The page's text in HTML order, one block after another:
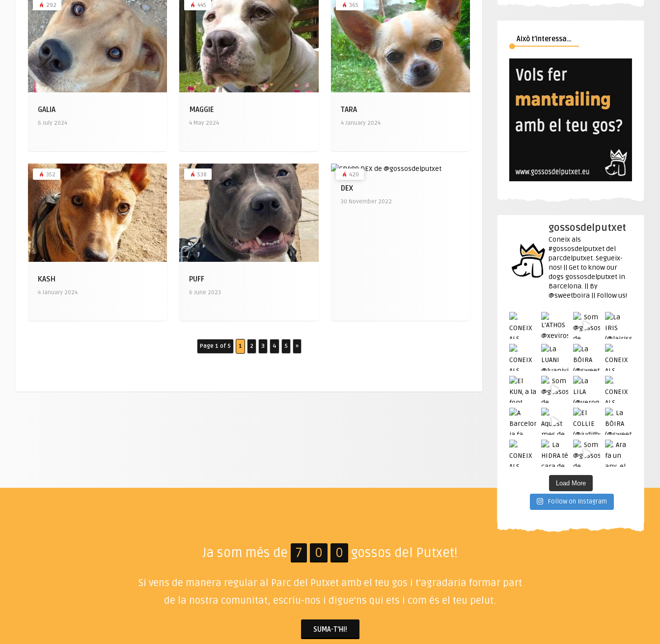
292
GALIA
6 July 2024
445
MAGGIE
4 May 2024
365
TARA
4 January 2024
352
KASH
4 January 2024
538
PUFF
6 June 2023
420
DEX
30 November 2022
Page 1 of 5 1 2 3 4 5 »
Això t’interessa…
gossosdelputxet
Coneix als
#gossosdelputxet del
parcdelputxet. Segueix-
nos! || Get to know our
dogs gossosdelputxet in
Barcelona. || By
@sweetboira || Follow us!
Load More
Follow on Instagram
Ja som més de 7 0 0 gossos del Putxet!
Si vens de manera regular al Parc del Putxet amb el teu gos i t'agradaria formar part
de la nostra comunitat, escriu-nos i digue'ns qui ets i com és el teu pelut.
SUMA-T'HI!